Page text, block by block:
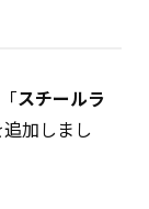
スチールラ
加しまし